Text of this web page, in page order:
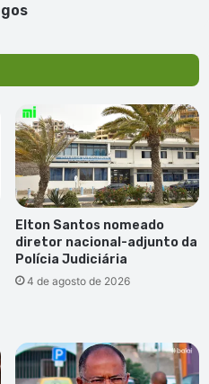
Elton Santos nomeado
diretor nacional-adjunto da
Polícia Judiciária
4 de agosto de 2026